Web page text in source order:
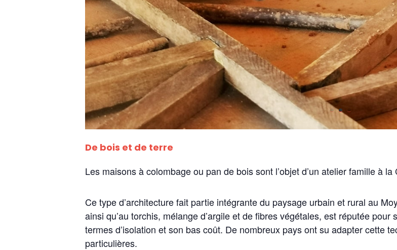
De bois et de terre
Les maisons à colombage ou pan de bois sont l’objet d’un atelier famille à la
Ce type d’architecture fait partie intégrante du paysage urbain et rural au
ainsi qu’au torchis, mélange d’argile et de fibres végétales, est réputée pour
termes d’isolation et son bas coût. De nombreux pays ont su adapter cette
particulières.